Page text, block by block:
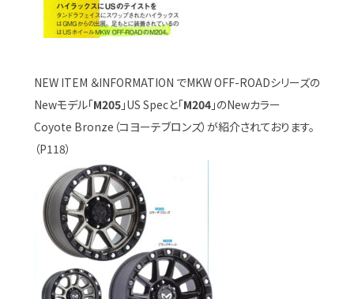
NEW ITEM ＆INFORMATION でMKW OFF-ROADシリーズの
Newモデル「M205」US Specと「M204」のNewカラー
Coyote Bronze（コヨーテブロンズ）が紹介されております。
（P118）